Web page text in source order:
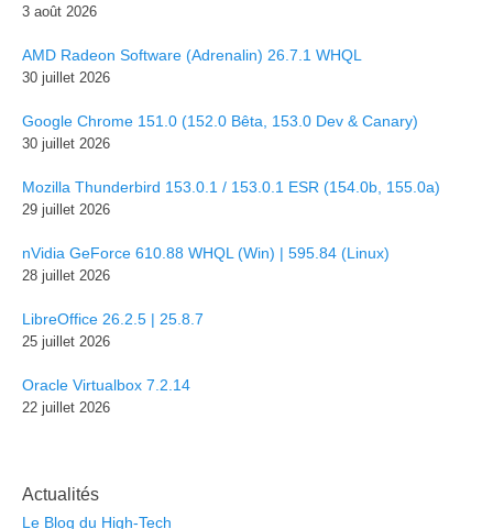
3 août 2026
AMD Radeon Software (Adrenalin) 26.7.1 WHQL
30 juillet 2026
Google Chrome 151.0 (152.0 Bêta, 153.0 Dev & Canary)
30 juillet 2026
Mozilla Thunderbird 153.0.1 / 153.0.1 ESR (154.0b, 155.0a)
29 juillet 2026
nVidia GeForce 610.88 WHQL (Win) | 595.84 (Linux)
28 juillet 2026
LibreOffice 26.2.5 | 25.8.7
25 juillet 2026
Oracle Virtualbox 7.2.14
22 juillet 2026
Actualités
Le Blog du High-Tech